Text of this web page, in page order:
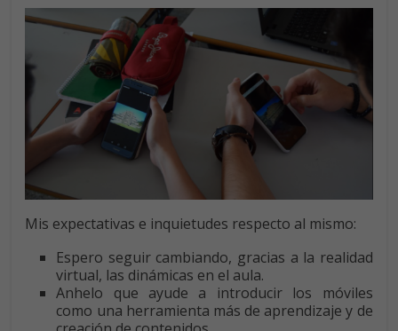
Mis expectativas e inquietudes respecto al mismo:
Espero seguir cambiando, gracias a la realidad
virtual, las dinámicas en el aula.
Anhelo que ayude a introducir los móviles
como una herramienta más de aprendizaje y de